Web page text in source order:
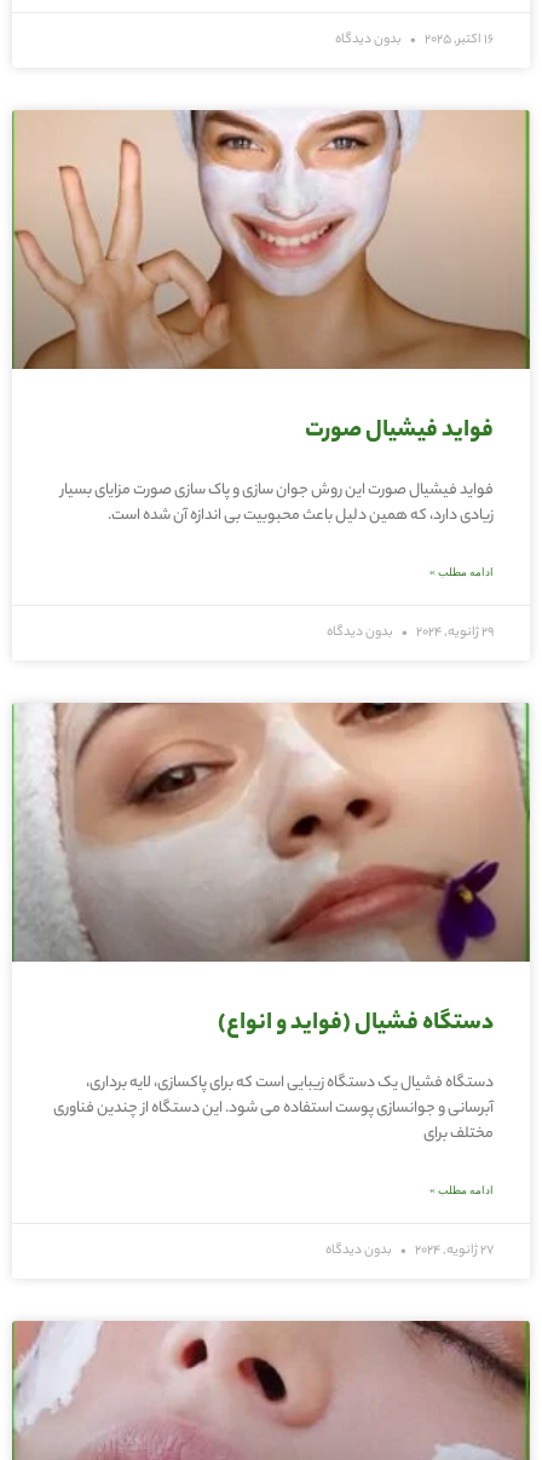
16 اکتبر, 2025 بدون دیدگاه
فواید فیشیال صورت
فواید فیشیال صورت این روش جوان سازی و پاک سازی صورت مزایای بسیار
زیادی دارد، که همین دلیل باعث محبوبیت بی اندازه آن شده است.
ادامه مطلب »
29 ژانویه, 2024 بدون دیدگاه
دستگاه فشیال (فواید و انواع)
دستگاه فشیال یک دستگاه زیبایی است که برای پاکسازی، لایه برداری،
آبرسانی و جوانسازی پوست استفاده می شود. این دستگاه از چندین فناوری
مختلف برای
ادامه مطلب »
27 ژانویه, 2024 بدون دیدگاه